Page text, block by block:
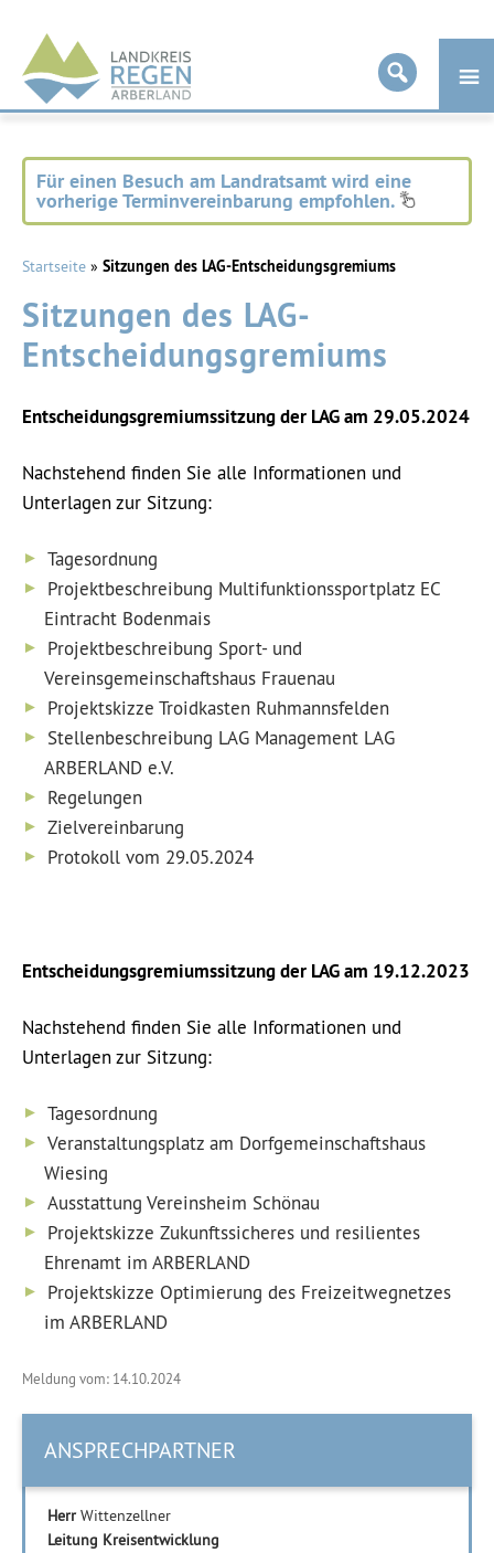
Landkreis
Regen
Für einen Besuch am Landratsamt wird eine
vorherige Terminvereinbarung empfohlen.
Startseite » Sitzungen des LAG-Entscheidungsgremiums
Sitzungen des LAG-
Entscheidungsgremiums
Entscheidungsgremiumssitzung der LAG am 29.05.2024
Nachstehend finden Sie alle Informationen und
Unterlagen zur Sitzung:
Tagesordnung
Projektbeschreibung Multifunktionssportplatz EC
Eintracht Bodenmais
Projektbeschreibung Sport- und
Vereinsgemeinschaftshaus Frauenau
Projektskizze Troidkasten Ruhmannsfelden
Stellenbeschreibung LAG Management LAG
ARBERLAND e.V.
Regelungen
Zielvereinbarung
Protokoll vom 29.05.2024
Entscheidungsgremiumssitzung der LAG am 19.12.2023
Nachstehend finden Sie alle Informationen und
Unterlagen zur Sitzung:
Tagesordnung
Veranstaltungsplatz am Dorfgemeinschaftshaus
Wiesing
Ausstattung Vereinsheim Schönau
Projektskizze Zukunftssicheres und resilientes
Ehrenamt im ARBERLAND
Projektskizze Optimierung des Freizeitwegnetzes
im ARBERLAND
Meldung vom: 14.10.2024
ANSPRECHPARTNER
Herr Wittenzellner
Leitung Kreisentwicklung